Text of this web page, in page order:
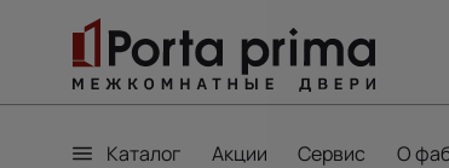
Каталог Акции Сервис О